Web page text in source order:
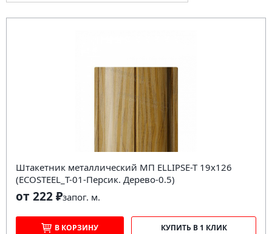
Штакетник металлический МП ELLIPSE-T 19х126
(ECOSTEEL_T-01-Персик. Дерево-0.5)
от 222 ₽запог. м.
В КОРЗИНУ КУПИТЬ В 1 КЛИК